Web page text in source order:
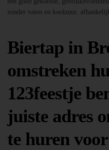
zonder vaten en koolzuur,
Biertap in
omstreken
123feestje
juiste adres
te huren